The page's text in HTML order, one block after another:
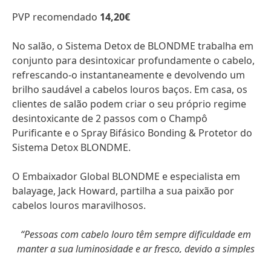
PVP recomendado 14,20€
No salão, o Sistema Detox de BLONDME trabalha em
conjunto para desintoxicar profundamente o cabelo,
refrescando-o instantaneamente e devolvendo um
brilho saudável a cabelos louros baços. Em casa, os
clientes de salão podem criar o seu próprio regime
desintoxicante de 2 passos com o Champô
Purificante e o Spray Bifásico Bonding & Protetor do
Sistema Detox BLONDME.
O Embaixador Global BLONDME e especialista em
balayage, Jack Howard, partilha a sua paixão por
cabelos louros maravilhosos.
“Pessoas com cabelo louro têm sempre dificuldade em
manter a sua luminosidade e ar fresco, devido a simples